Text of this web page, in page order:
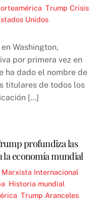
,Trump Crisis
Unidos
Washington,
por primera vez en
ha dado el nombre de
titulares de todos los
[…]
profundiza las
la economía mundial
Internacional
Historia mundial
,Trump Aranceles